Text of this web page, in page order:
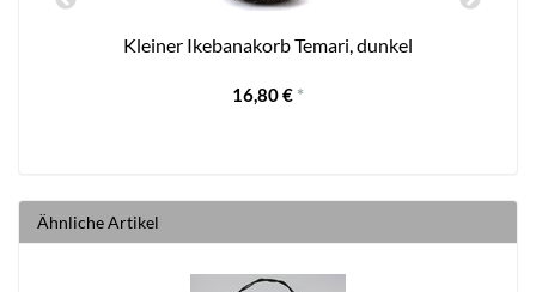
Kleiner Ikebanakorb Temari, dunkel
16,80 € *
Ähnliche Artikel